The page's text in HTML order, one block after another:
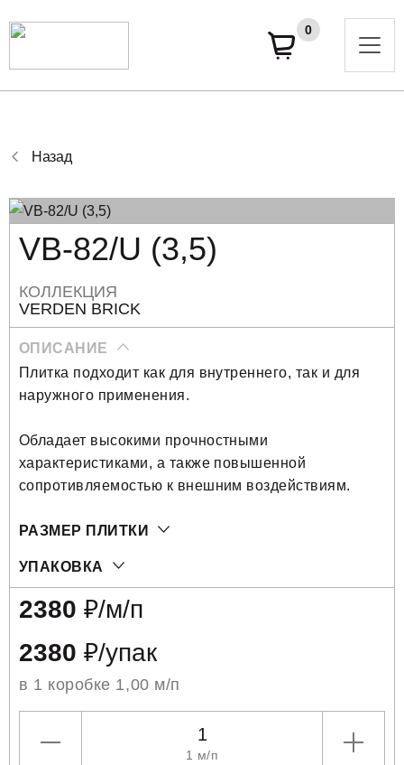
0
Назад
VB-82/U (3,5)
КОЛЛЕКЦИЯ
VERDEN BRICK
ОПИСАНИЕ
Плитка подходит как для внутреннего, так и для
наружного применения.
Обладает высокими прочностными
характеристиками, а также повышенной
сопротивляемостью к внешним воздействиям.
РАЗМЕР ПЛИТКИ
УПАКОВКА
2380 ₽/м/п
2380 ₽/упак
в 1 коробке 1,00 м/п
1 м/п